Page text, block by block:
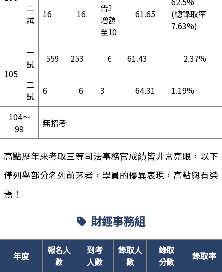
二
試
16 16
告3
增額
至10
61.65
(總錄取率
7.63%)
105
一
試
559 253 6 61.43 2.37%
二
試
6 6 3 64.31 1.19%
104～
99
無招考
高點歷年來考取三等司法事務官成績皆非常亮眼，以下
僅列舉部分名列前茅者，學員的優異表現，高點與有榮
焉！
財經事務組
年度
報名人
數
到考
人數
錄取人
數
錄取
分數
錄取率